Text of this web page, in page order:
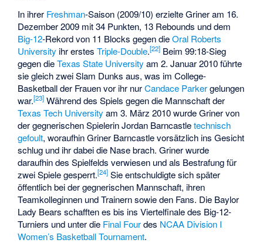
In ihrer Freshman-Saison (2009/10) erzielte Griner am 16.
Dezember 2009 mit 34 Punkten, 13 Rebounds und dem
Big-12-Rekord von 11 Blocks gegen dieOral Roberts
University ihr erstesTriple-Double.[22] Beim 99:18-Sieg
gegen dieTexas State University am 2. Januar 2010 führte
sie gleich zwei Slam Dunks aus, was im College-
Basketball der Frauen vor ihr nurCandace Parkergelungen
war.[23] Während des Spiels gegen die Mannschaft der
Texas Tech University am 3. März 2010 wurde Griner von
der gegnerischen Spielerin Jordan Barncastletechnisch
gefoult, woraufhin Griner Barncastle vorsätzlich ins Gesicht
schlug und ihr dabei die Nase brach. Griner wurde
daraufhin des Spielfelds verwiesen und als Bestrafung für
zwei Spiele gesperrt.[24] Sie entschuldigte sich später
öffentlich bei der gegnerischen Mannschaft, ihren
Teamkolleginnen und Trainern sowie den Fans. Die Baylor
Lady Bears schafften es bis ins Viertelfinale des Big-12-
Turniers und unter die Final Fourdes NCAA Division I
Women’s Basketball Tournament.